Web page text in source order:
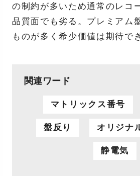
の制約が多いため通常のレコ
品質面でも劣る。プレミアム
ものが多く希少価値は期待で
関連ワード
マトリックス番号
盤反り オリジナ
静電気